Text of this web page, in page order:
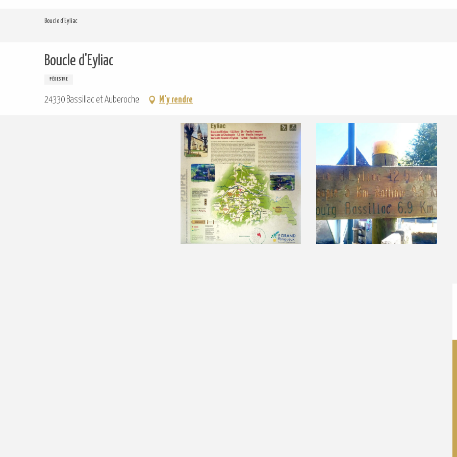
Boucle d'Eyliac
Boucle d'Eyliac
PÉDESTRE
24330 Bassillac et Auberoche M'y rendre